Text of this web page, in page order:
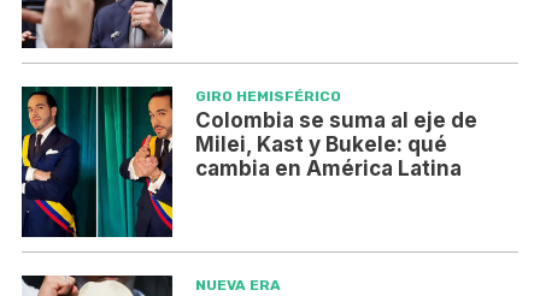
GIRO HEMISFÉRICO
Colombia se suma al eje de
Milei, Kast y Bukele: qué
cambia en América Latina
NUEVA ERA